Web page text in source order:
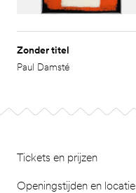
Zonder titel
Paul Damsté
Tickets en prijzen
Openingstijden en locatie